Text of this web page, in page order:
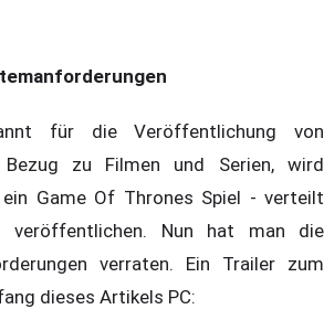
für die Veröffentlichung von
zu Filmen und Serien, wird
Game Of Thrones Spiel - verteilt
Nun hat man die
verraten. Ein Trailer zum
dieses Artikels PC: